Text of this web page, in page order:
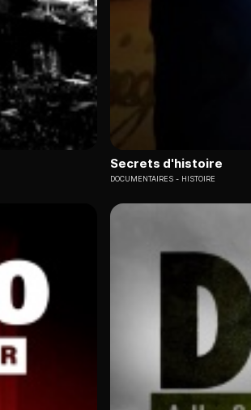
Secrets d'histoire
DOCUMENTAIRES HISTOIRE